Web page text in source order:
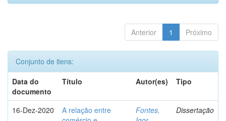
Anterior 1 Próximo
Conjunto de itens:
Data do
documento
Título Autor(es) Tipo
16-Dez-2020
A relação entre
Fontes,
Dissertação